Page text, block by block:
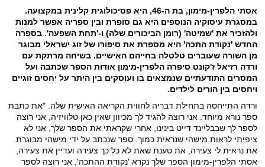
אסתי הלפרין-מימון, בת ה-46, היא פסיכולוגית קלינית במקצועה.
במסגרת עיסוקיה הנוספים היא גם סופרת ובין ספריה אפשר למנות
ולהזכיר את 'שמיטה' (רומן הביכורים שלה) ו-'תחת השפעה'. בספרה
החדש 'נקודת התכה' היא מספרת את סיפורו של זוג ישראלי מבוגר
מן השורה שעוברים טלטלה בחייהם האישיים. בשיחה מרתקת עם
ורדה רזיאל ז'קונט סיפרה הלפרין-מימון אודות הספר שכתבה ועל
המסרים התודעתיים שנמצאים בו ועוסקים בין היתר על יחסים זוגיים
ויחסים בין הורים לילדים.
ורדה התייחסה בתחילת דבריה לחווית הקריאה האישית שלה. "את כתבת
ספר נורא מיוחד. אני רוצה להגיד לך מכיוון שאין כאן טלוויזיה, אני רוצה
לספר לך שבבליינד דייט בינינו, אחרי שקראתי את הספר שלך, אני לא
ציפיתי לראות מישהי שנראית כמוך. ספר שנכתב על ידי מישהי מבוגרת.
את נראית לי צעירה, את טענת שאת לא כל כך צעירה ועדיין את צעירה,
אסתי הלפרין-מימון הספר שלך נקרא 'נקודת ההתכה', אני רוצה לספר